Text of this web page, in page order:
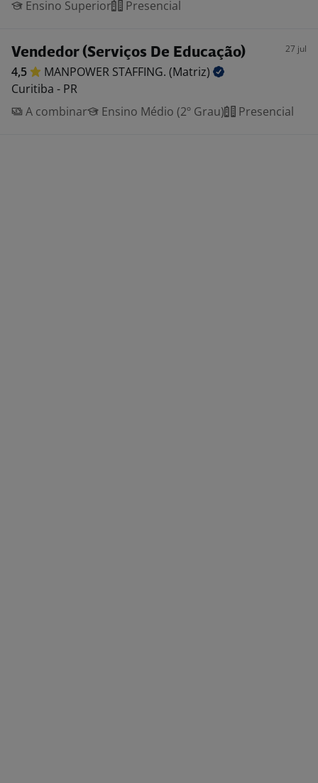
Ensino Superior Presencial
Vendedor (Serviços De Educação) 27 jul
4,5 MANPOWER STAFFING. (Matriz)
Curitiba - PR
A combinar
Ensino Médio (2º Grau) Presencial